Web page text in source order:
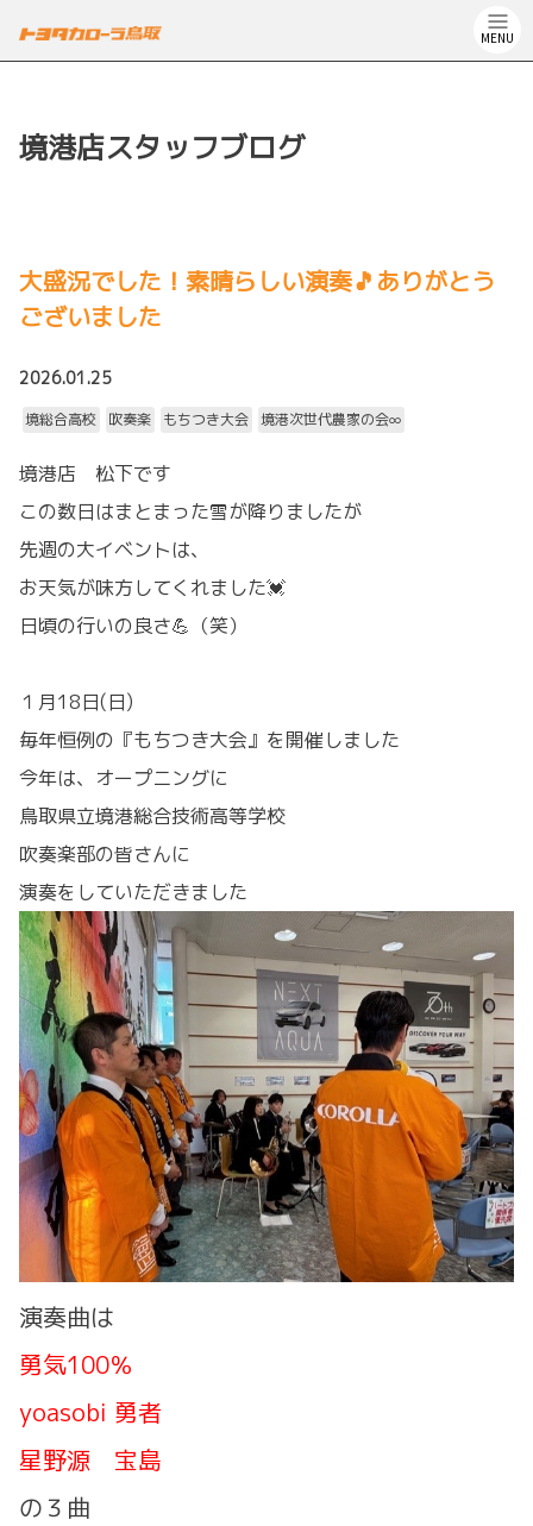
MENU
境港店スタッフブログ
大盛況でした！素晴らしい演奏🎵ありがとう
ございました
2026.01.25
境総合高校 吹奏楽 もちつき大会 境港次世代農家の会∞
境港店 松下です
この数日はまとまった雪が降りましたが
先週の大イベントは、
お天気が味方してくれました💓
日頃の行いの良さ💪（笑）
１月18日(日)
毎年恒例の『もちつき大会』を開催しました
今年は、オープニングに
鳥取県立境港総合技術高等学校
吹奏楽部の皆さんに
演奏をしていただきました
演奏曲は
勇気100％
yoasobi 勇者
星野源 宝島
の３曲